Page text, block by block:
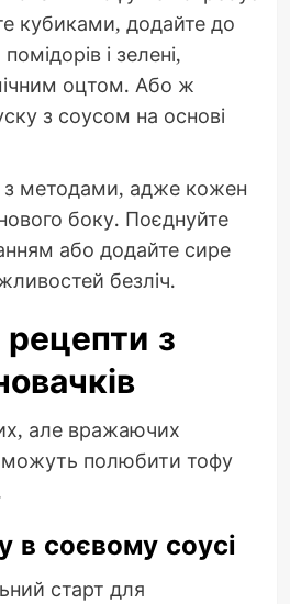
кубиками, додайте до
і зелені,
оцтом. Або ж
з соусом на основі
з методами, адже кожен
боку. Поєднуйте
або додайте сире
безліч.
з
але вражаючих
полюбити тофу
в соєвому соусі
старт для